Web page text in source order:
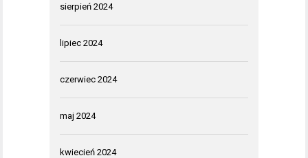
sierpień 2024
lipiec 2024
czerwiec 2024
maj 2024
kwiecień 2024